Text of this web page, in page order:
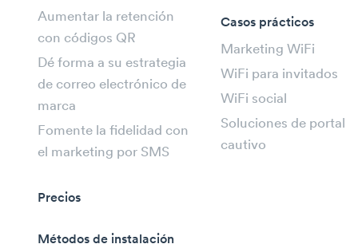
Aumentar la retención
con códigos QR
Dé forma a su estrategia
de correo electrónico de
marca
Fomente la fidelidad con
el marketing por SMS
Precios
Métodos de instalación
Casos prácticos
Marketing WiFi
WiFi para invitados
WiFi social
Soluciones de portal
cautivo